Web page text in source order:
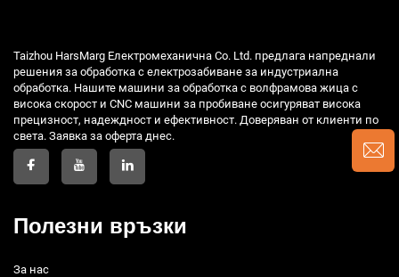
Taizhou HarsMarg Електромеханична Co. Ltd. предлага напреднали
решения за обработка с електрозабиване за индустриална
обработка. Нашите машини за обработка с волфрамова жица с
висока скорост и CNC машини за пробиване осигуряват висока
прецизност, надеждност и ефективност. Доверяван от клиенти по
света. Заявка за оферта днес.
Полезни връзки
За нас